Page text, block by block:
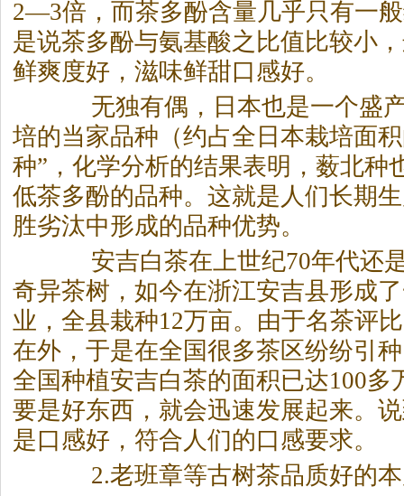
2—3倍，而茶多酚含量几乎只有一
是说茶多酚与氨基酸之比值比较小
鲜爽度好，滋味鲜甜口感好。
无独有偶，日本也是一个盛产
培的当家品种（约占全日本栽培面
种”，化学分析的结果表明，薮北种
低茶多酚的品种。这就是人们长期
胜劣汰中形成的品种优势。
安吉白茶在上世纪70年代还
奇异茶树，如今在浙江安吉县形成
业，全县栽种12万亩。由于名茶评
在外，于是在全国很多茶区纷纷引
全国种植安吉白茶的面积已达100多
要是好东西，就会迅速发展起来。
是口感好，符合人们的口感要求。
2.老班章等古树茶品质好的本